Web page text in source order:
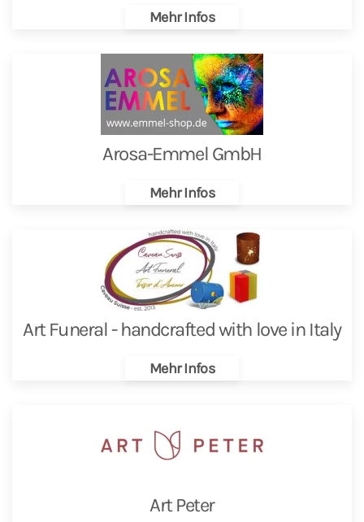
Mehr Infos
Arosa-Emmel GmbH
Mehr Infos
Art Funeral - handcrafted with love in Italy
Mehr Infos
Art Peter